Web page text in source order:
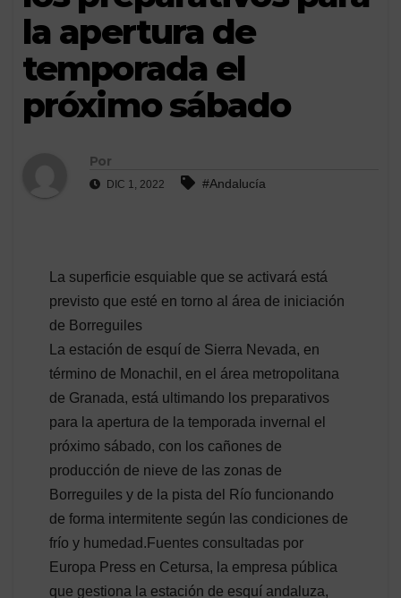
la apertura de
temporada el
próximo sábado
Por
DIC 1, 2022 #Andalucía
La superficie esquiable que se activará está
previsto que esté en torno al área de iniciación
de Borreguiles
La estación de esquí de Sierra Nevada, en
término de Monachil, en el área metropolitana
de Granada, está ultimando los preparativos
para la apertura de la temporada invernal el
próximo sábado, con los cañones de
producción de nieve de las zonas de
Borreguiles y de la pista del Río funcionando
de forma intermitente según las condiciones de
frío y humedad.Fuentes consultadas por
Europa Press en Cetursa, la empresa pública
que gestiona la estación de esquí andaluza,